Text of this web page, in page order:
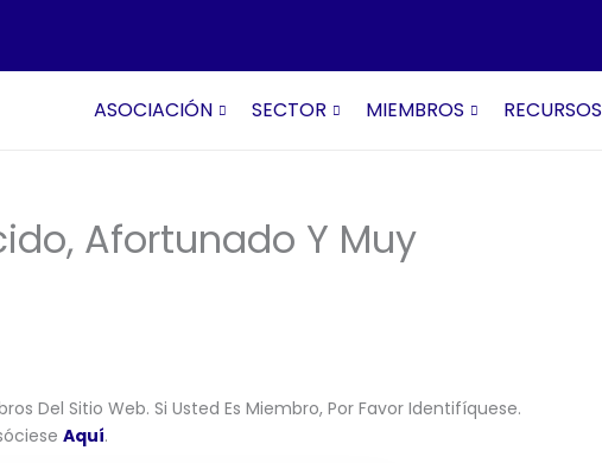
ASOCIACIÓN SECTOR MIEMBROS RECURSOS
Afortunado Y Muy
Del Sitio Web. Si Usted Es Miembro, Por Favor Identifíquese.
Aquí.